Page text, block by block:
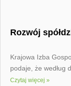
Rozwój
Krajowa Izba
podaje, że według
Czytaj więcej »